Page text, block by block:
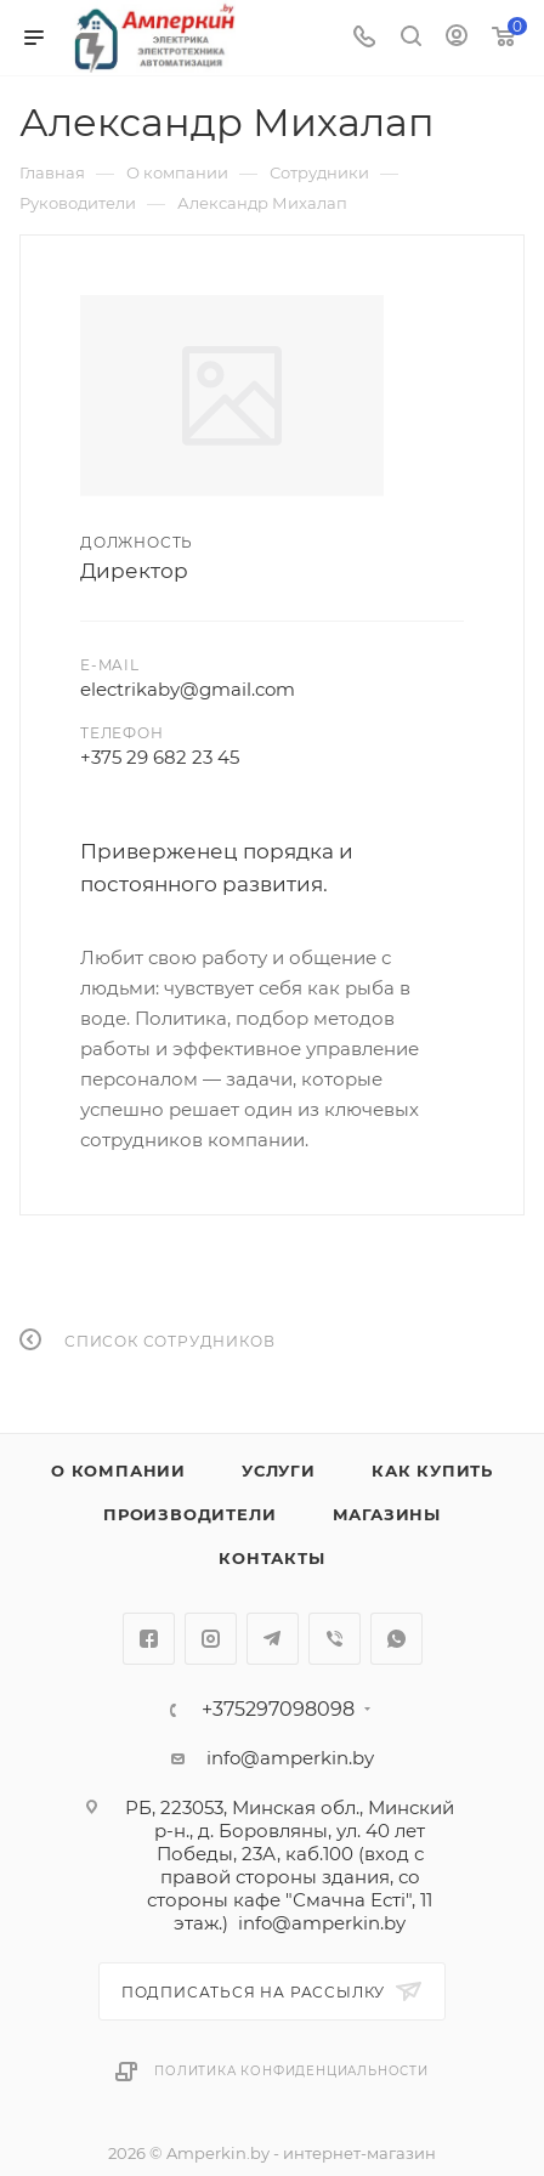
0
Александр Михалап
Главная — О компании — Сотрудники —
Руководители — Александр Михалап
ДОЛЖНОСТЬ
Директор
E-MAIL
electrikaby@gmail.com
ТЕЛЕФОН
+375 29 682 23 45
Приверженец порядка и
постоянного развития.
Любит свою работу и общение с
людьми: чувствует себя как рыба в
воде. Политика, подбор методов
работы и эффективное управление
персоналом — задачи, которые
успешно решает один из ключевых
сотрудников компании.
СПИСОК СОТРУДНИКОВ
О КОМПАНИИ УСЛУГИ КАК КУПИТЬ
ПРОИЗВОДИТЕЛИ МАГАЗИНЫ
КОНТАКТЫ
+375297098098
info@amperkin.by
РБ, 223053, Минская обл., Минский
р-н., д. Боровляны, ул. 40 лет
Победы, 23А, каб.100 (вход с
правой стороны здания, со
стороны кафе "Смачна Естi", 11
этаж.) info@amperkin.by
ПОДПИСАТЬСЯ НА РАССЫЛКУ
ПОЛИТИКА КОНФИДЕНЦИАЛЬНОСТИ
2026 © Amperkin.by - интернет-магазин